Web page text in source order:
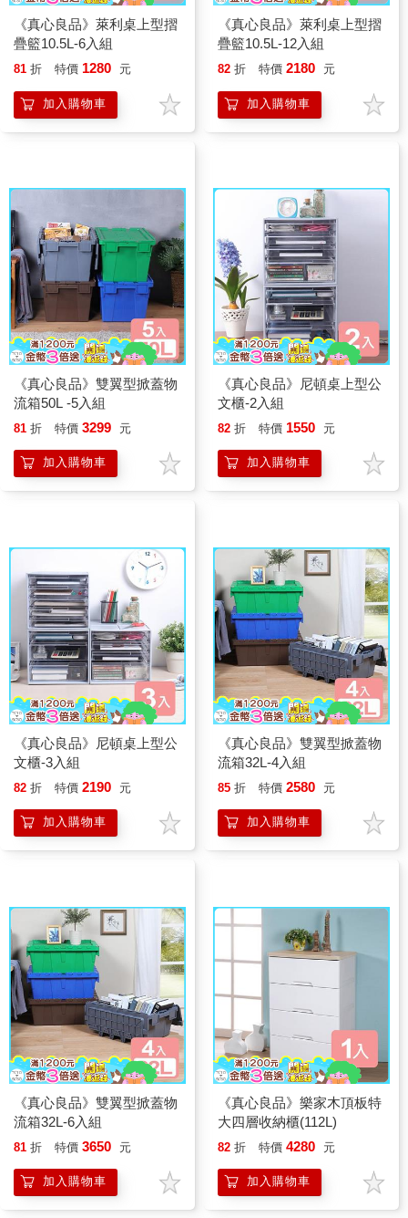
《真心良品》萊利桌上型摺
疊籃10.5L-6入組
81 折 特價 1280 元
加入購物車
《真心良品》萊利桌上型摺
疊籃10.5L-12入組
82 折 特價 2180 元
加入購物車
《真心良品》雙翼型掀蓋物
流箱50L -5入組
81 折 特價 3299 元
加入購物車
《真心良品》尼頓桌上型公
文櫃-2入組
82 折 特價 1550 元
加入購物車
《真心良品》尼頓桌上型公
文櫃-3入組
82 折 特價 2190 元
加入購物車
《真心良品》雙翼型掀蓋物
流箱32L-4入組
85 折 特價 2580 元
加入購物車
《真心良品》雙翼型掀蓋物
流箱32L-6入組
81 折 特價 3650 元
加入購物車
《真心良品》樂家木頂板特
大四層收納櫃(112L)
82 折 特價 4280 元
加入購物車